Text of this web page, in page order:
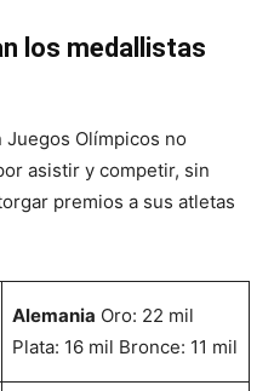
los medallistas
Olímpicos no
asistir y competir, sin
premios a sus atletas
Alemania Oro: 22 mil
Plata: 16 mil Bronce: 11 mil